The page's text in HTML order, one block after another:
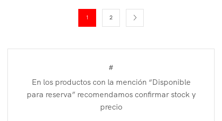
1 2
#
En los productos con la mención “Disponible
para reserva” recomendamos confirmar stock y
precio